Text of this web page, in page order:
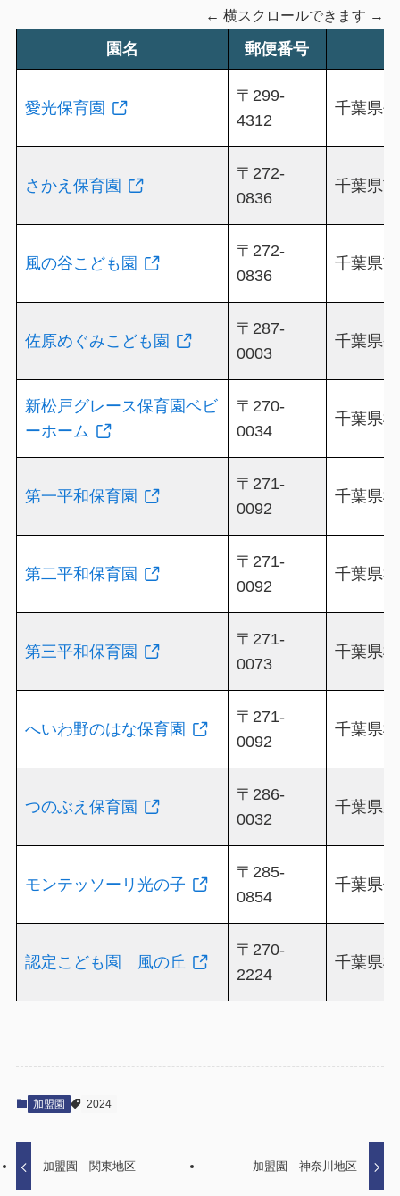
← 横スクロールできます →
園名 郵便番号
愛光保育園
〒299-
4312
千葉県
さかえ保育園
〒272-
0836
千葉県
風の谷こども園
〒272-
0836
千葉県
佐原めぐみこども園
〒287-
0003
千葉県
新松戸グレース保育園ベビ
ーホーム
〒270-
0034
千葉県
第一平和保育園
〒271-
0092
千葉県
第二平和保育園
〒271-
0092
千葉県
第三平和保育園
〒271-
0073
千葉県
へいわ野のはな保育園
〒271-
0092
千葉県
つのぶえ保育園
〒286-
0032
千葉県
モンテッソーリ光の子
〒285-
0854
千葉県
認定こども園 風の丘
〒270-
2224
千葉県
加盟園 2024
加盟園 関東地区 加盟園 神奈川地区